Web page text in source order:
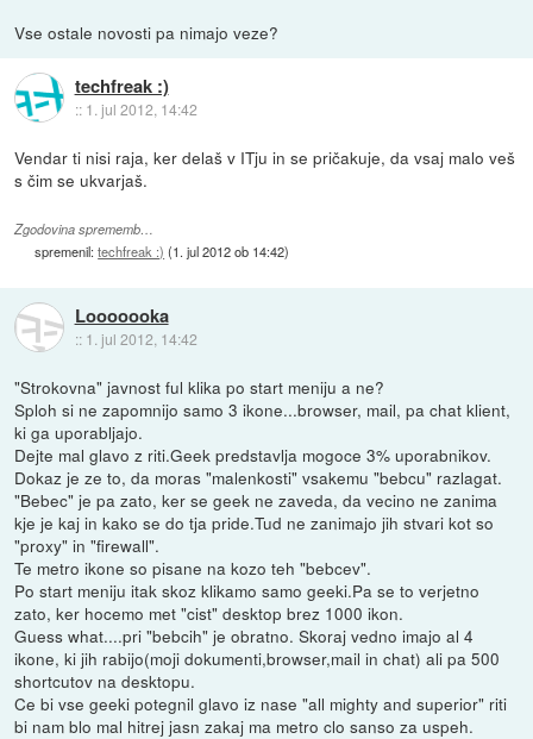
Vse ostale novosti pa nimajo veze?
techfreak :)
:: 1. jul 2012, 14:42
Vendar ti nisi raja, ker delaš v ITju in se pričakuje, da vsaj malo veš
s čim se ukvarjaš.
Zgodovina sprememb…
spremenil:techfreak :) (1. jul 2012 ob 14:42)
Looooooka
:: 1. jul 2012, 14:42
"Strokovna" javnost ful klika po start meniju a ne?
Sploh si ne zapomnijo samo 3 ikone...browser, mail, pa chat klient,
ki ga uporabljajo.
Dejte mal glavo z riti.Geek predstavlja mogoce 3% uporabnikov.
Dokaz je ze to, da moras "malenkosti" vsakemu "bebcu" razlagat.
"Bebec" je pa zato, ker se geek ne zaveda, da vecino ne zanima
kje je kaj in kako se do tja pride.Tud ne zanimajo jih stvari kot so
"proxy" in "firewall".
Te metro ikone so pisane na kozo teh "bebcev".
Po start meniju itak skoz klikamo samo geeki.Pa se to verjetno
zato, ker hocemo met "cist" desktop brez 1000 ikon.
Guess what....pri "bebcih" je obratno. Skoraj vedno imajo al 4
ikone, ki jih rabijo(moji dokumenti,browser,mail in chat) ali pa 500
shortcutov na desktopu.
Ce bi vse geeki potegnil glavo iz nase "all mighty and superior" riti
bi nam blo mal hitrej jasn zakaj ma metro clo sanso za uspeh.